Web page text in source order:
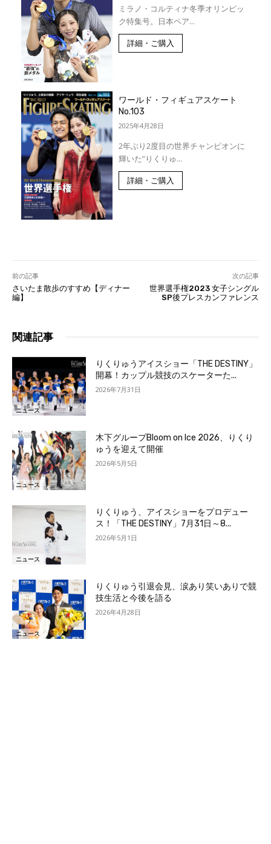
ミラノ・コルティナ冬季オリンピッ
ク特集号。日本ペア...
詳細・ご購入
ワールド・フィギュアスケート
No.103
2025年4月28日
2年ぶり2度目の世界チャンピオンに
輝いた”りくりゅ...
詳細・ご購入
前の記事
さいたま散歩のすすめ【ディナー
編】
次の記事
世界選手権2023 女子シングル
SP後プレスカンファレンス
関連記事
ニュース
りくりゅうアイスショー「THE DESTINY」
開幕！カップル競技のスケーターた...
2026年7月31日
ニュース
木下グループBloom on Ice 2026、りくり
ゅうを迎えて開催
2026年5月5日
ニュース
りくりゅう、アイスショーをプロデュー
ス！「THE DESTINY」7月31日～8...
2026年5月1日
ニュース
りくりゅう引退会見、涙あり笑いありで競
技生活と今後を語る
2026年4月28日